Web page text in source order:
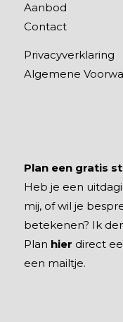
Aanbod
Contact
Privacyverklaring
Algemene
Plan een gratis
Heb je een
mij, of wil je
betekenen? Ik
Plan hier direct
een mailtje.